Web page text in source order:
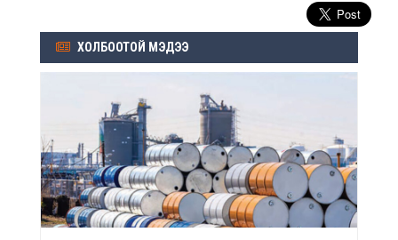
ХОЛБООТОЙ МЭДЭЭ